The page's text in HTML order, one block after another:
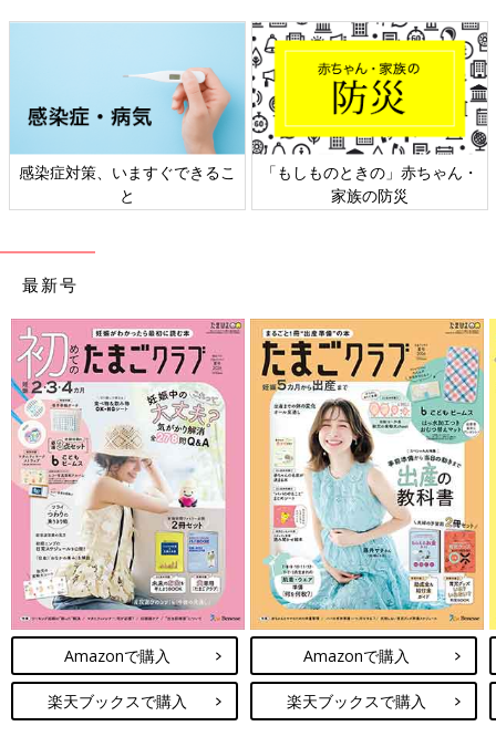
ちゃん・
日本外来小児科学会リーフレッ
六星占術 細木かおり
最新号
Amazonで購入
楽天ブックスで購入
Amazonで購入
楽天ブックスで購入